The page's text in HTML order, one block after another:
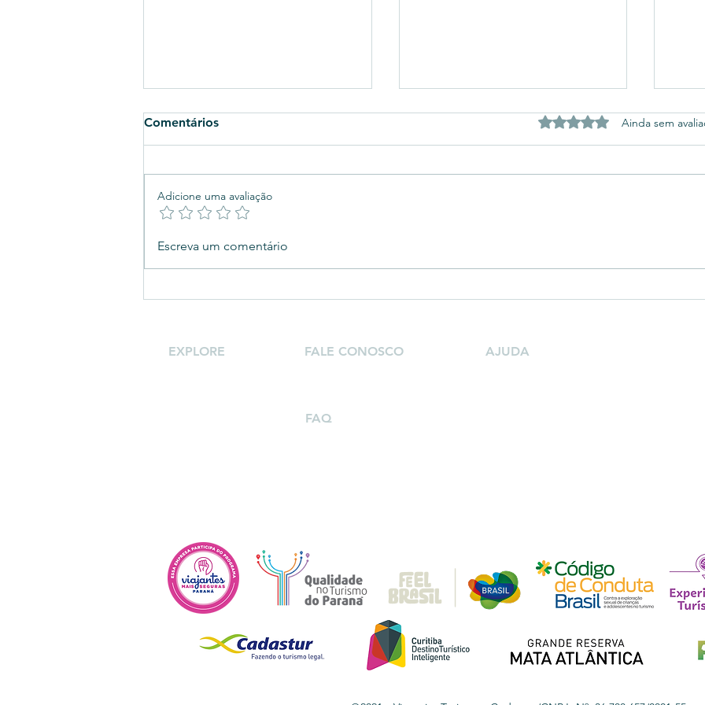
Turismo Sustentável e nosso
em Ação
Ilha
Comentários Avaliado com 0 de 5
Ainda sem
Adicione uma avaliação
Escreva um comentário
EXPLORE FALE CONOSCO AJUDA
FAQ